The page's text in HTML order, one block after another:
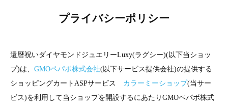
プライバシーポリシー
還暦祝いダイヤモンドジュエリーLuxy(ラグシー)(以下当ショッ
プ)は、 GMOペパボ株式会社(以下サービス提供会社)の提供する
ショッピングカートASPサービス カラーミーショップ(当サー
ビス)を利用して当ショップを開設するにあたりGMOペパボ株式